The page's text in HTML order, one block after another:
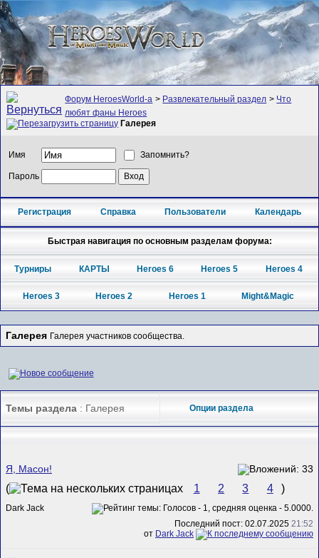
Форум HeroesWorld-а > Развлекательный раздел > Что
любят фаны Heroes
Галерея
Имя Запомнить?
Пароль
Регистрация Справка Пользователи Календарь
Быстрая навигация по основным разделам форума:
Турниры КАРТЫ Heroes 6 Heroes 5 Heroes 4
Heroes 3 Heroes 2 Heroes 1 Might&Magic
Галерея Галерея участников сообщества.
Темы раздела : Галерея Опции раздела
Я, Масон!
( 1 2 3 4 )
Dark Jack
Последний пост: 02.07.2025 21:52
от Dark Jack